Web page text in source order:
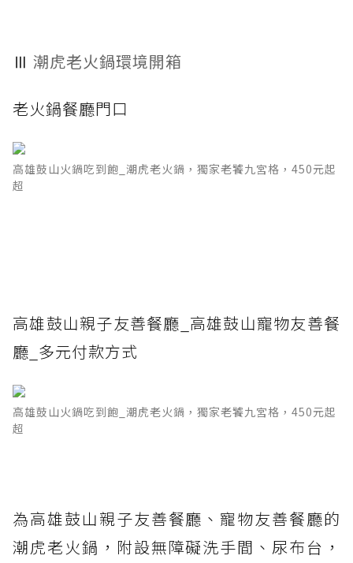
Ⅲ 潮虎老火鍋環境開箱
老火鍋餐廳門口
高雄鼓山火鍋吃到飽_潮虎老火鍋，獨家老饕九宮格，450元起
超
高雄鼓山親子友善餐廳_高雄鼓山寵物友善餐
廳_多元付款方式
高雄鼓山火鍋吃到飽_潮虎老火鍋，獨家老饕九宮格，450元起
超
為高雄鼓山親子友善餐廳、寵物友善餐廳的
潮虎老火鍋，附設無障礙洗手間、尿布台，